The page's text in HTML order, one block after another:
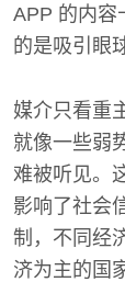
APP 的内容
的是吸引眼
媒介只看重
就像一些弱
难被听见。
影响了社会
制，不同经
济为主的国